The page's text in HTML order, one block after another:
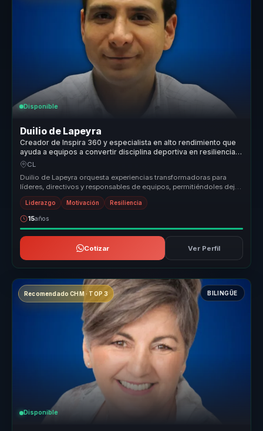
Disponible
Duilio de Lapeyra
Creador de Inspira 360 y especialista en alto rendimiento que
ayuda a equipos a convertir disciplina deportiva en resiliencia,
motivación y resultados.
CL
Duilio de Lapeyra orquesta experiencias transformadoras para
líderes, directivos y responsables de equipos, permitiéndoles dejar
atrás eq...
Liderazgo Motivación Resiliencia
15años
Cotizar Ver Perfil
Recomendado CHM · TOP 3 BILINGÜE
Disponible